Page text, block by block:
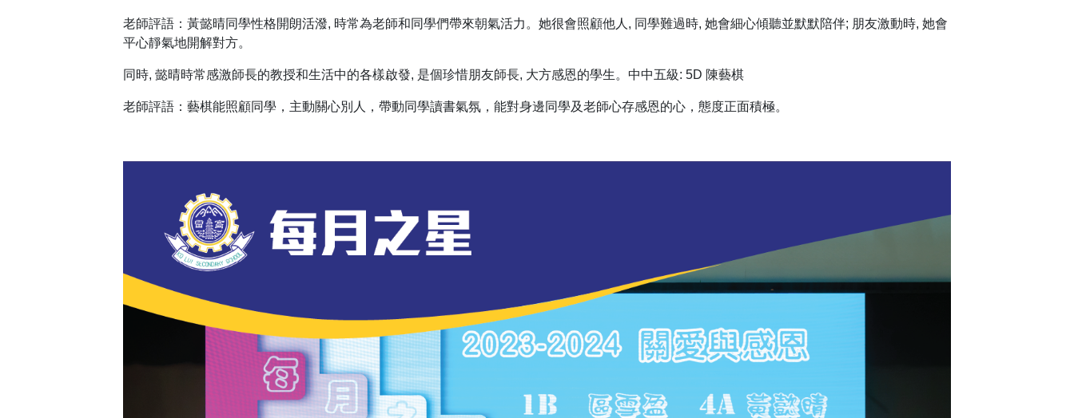
老師評語：黃懿晴同學性格開朗活潑, 時常為老師和同學們帶來朝氣活力。她很會照顧他人, 同學難過時, 她會細心傾聽並默默陪伴; 朋友激動時, 她會
平心靜氣地開解對方。
同時, 懿晴時常感激師長的教授和生活中的各樣啟發, 是個珍惜朋友師長, 大方感恩的學生。中中五級: 5D 陳藝棋
老師評語：藝棋能照顧同學，主動關心別人，帶動同學讀書氣氛，能對身邊同學及老師心存感恩的心，態度正面積極。